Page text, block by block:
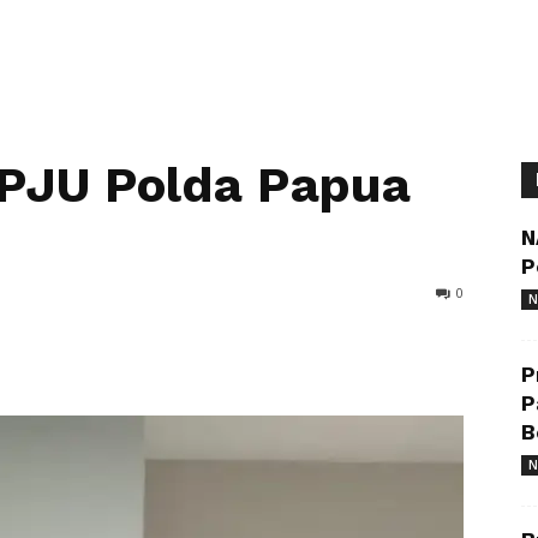
Polda Papua
0